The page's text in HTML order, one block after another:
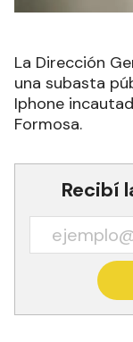
La Dirección
una subasta
Iphone
Formosa.
Recibí